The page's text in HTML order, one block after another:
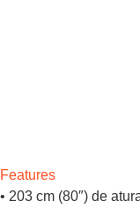
Features
• 203 cm (80″) de